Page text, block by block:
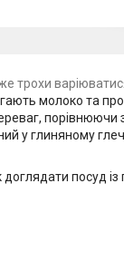
трохи
молоко та
порівнюючи
у глиняному
доглядати посуд